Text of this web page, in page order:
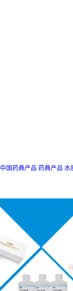
中国药典产品 药典产品 水